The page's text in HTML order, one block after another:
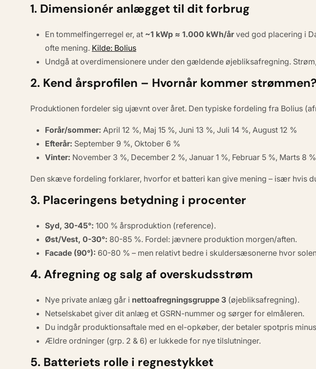
1. Dimensionér anlægget til dit forbrug
En tommelfingerregel er, at ~1 kWp ≈ 1.000 kWh/årved god placering i
ofte mening. Kilde: Bolius
Undgå at overdimensionere under den gældende øjebliksafregning.
2. Kend årsprofilen – Hvornår kommer strømmen?
Produktionen fordeler sig ujævnt over året. Den typiske fordeling fra Bolius
Forår/sommer: April 12 %, Maj 15 %, Juni 13 %, Juli 14 %, August 12 %
Efterår: September 9 %, Oktober 6 %
Vinter: November 3 %, December 2 %, Januar 1 %, Februar 5 %, Marts 8 %
Den skæve fordeling forklarer, hvorfor et batteri kan give mening – især hvis
3. Placeringens betydning i procenter
Syd, 30-45°: 100 % årsproduktion (reference).
Øst/Vest, 0-30°: 80-85 %. Fordel: jævnere produktion morgen/aften.
Facade (90°): 60-80 % – men relativt bedre i skuldersæsonerne hvor
4. Afregning og salg af overskudsstrøm
Nye private anlæg går i nettoafregningsgruppe 3 (øjebliksafregning).
Netselskabet giver dit anlæg et GSRN-nummer og sørger for elmåleren.
Du indgår produktionsaftale med en el-opkøber, der betaler spotpris
Ældre ordninger (grp. 2 & 6) er lukkede for nye tilslutninger.
5. Batteriets rolle i regnestykket